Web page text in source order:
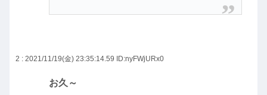
2 : 2021/11/19(金) 23:35:14.59 ID:nyFWjURx0
お久～